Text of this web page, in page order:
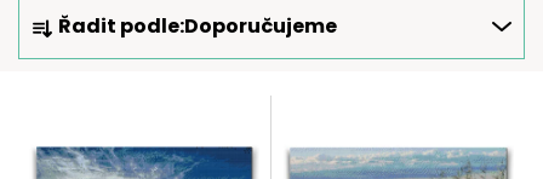
Z
Řadit podle:Doporučujeme